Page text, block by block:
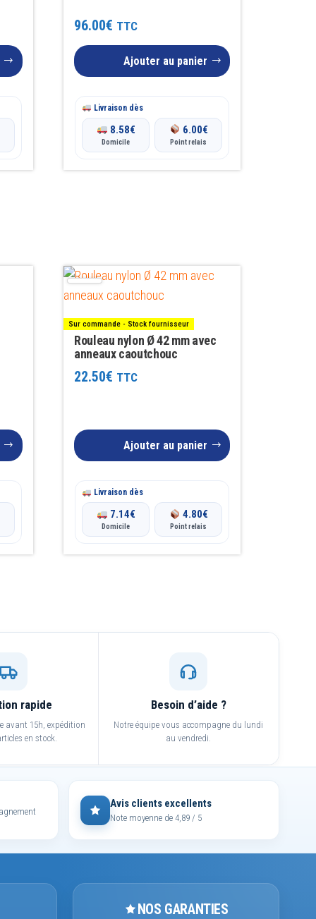
96.00€ TTC
Ajouter au panier
Livraison dès
8.58€
Domicile
6.00€
Point relais
Sur commande - Stock fournisseur
Rouleau nylon Ø 42 mm avec
anneaux caoutchouc
22.50€ TTC
Ajouter au panier
Livraison dès
7.14€
Domicile
4.80€
Point relais
rapide
avant 15h, expédition
en stock.
Besoin d’aide ?
Notre équipe vous accompagne du lundi
au vendredi.
Avis clients excellents
Note moyenne de 4,89 / 5
NOS GARANTIES